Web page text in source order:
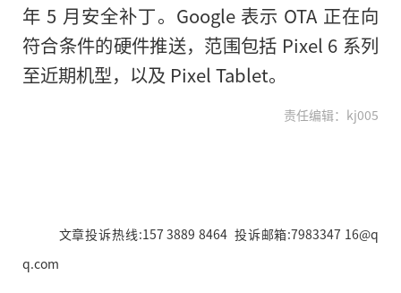
年 5 月安全补丁。Google 表示 OTA 正在向
符合条件的硬件推送，范围包括 Pixel 6 系列
至近期机型，以及 Pixel Tablet。
责任编辑：kj005
文章投诉热线:157 3889 8464 投诉邮箱:7983347 16@q
q.com